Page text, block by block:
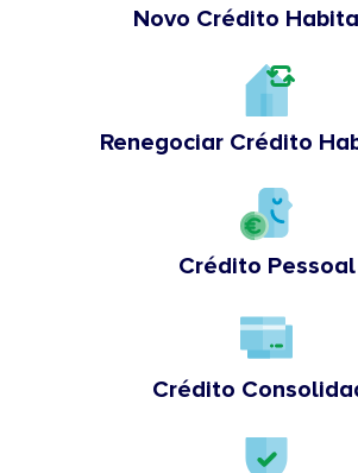
Novo Crédito
Renegociar Crédito
Crédito Pessoal
Crédito